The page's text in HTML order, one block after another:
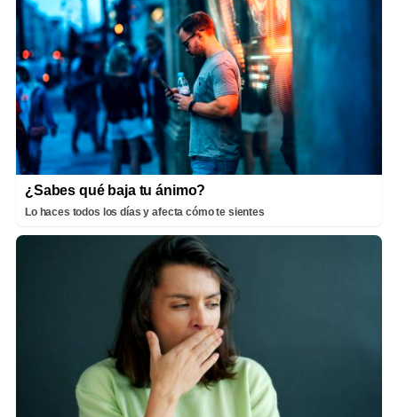
¿Sabes qué baja tu ánimo?
Lo haces todos los días y afecta cómo te sientes